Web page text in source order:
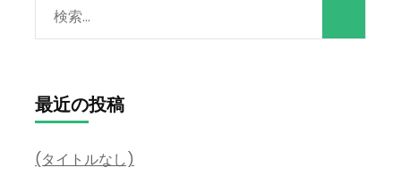
検
索:
最近の投稿
(タイトルなし)